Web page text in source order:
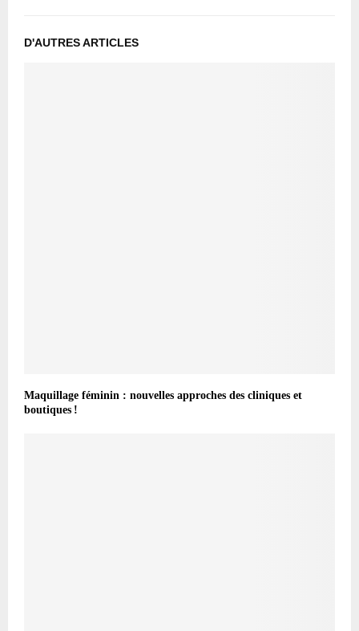
D'AUTRES ARTICLES
Maquillage féminin : nouvelles approches des cliniques et
boutiques !